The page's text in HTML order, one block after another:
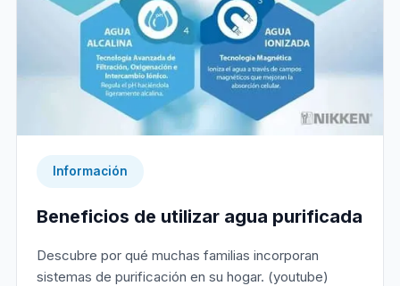
Información
Beneficios de utilizar agua purificada
Descubre por qué muchas familias incorporan
sistemas de purificación en su hogar. (youtube)